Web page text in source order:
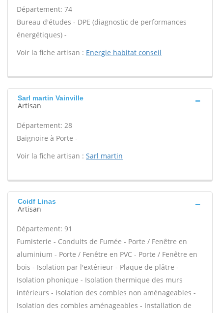
Département: 74
Bureau d'études - DPE (diagnostic de performances
énergétiques) -
Voir la fiche artisan : Energie habitat conseil
Sarl martin Vainville
Artisan
Département: 28
Baignoire à Porte -
Voir la fiche artisan : Sarl martin
Ccidf Linas
Artisan
Département: 91
Fumisterie - Conduits de Fumée - Porte / Fenêtre en
aluminium - Porte / Fenêtre en PVC - Porte / Fenêtre en
bois - Isolation par l'extérieur - Plaque de plâtre -
Isolation phonique - Isolation thermique des murs
intérieurs - Isolation des combles non aménageables -
Isolation des combles aménageables - Installation de